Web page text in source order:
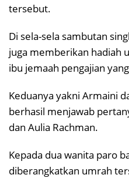
tersebut.
Di sela-sela sambutan
juga memberikan hadiah
ibu jemaah pengajian
Keduanya yakni Armaini
berhasil menjawab
dan Aulia Rachman.
Kepada dua wanita paro
diberangkatkan umrah